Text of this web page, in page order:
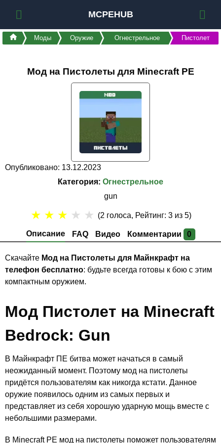
MCPEHUB
Моды Оружие Огнестрельное Пистолет
Мод на Пистолеты для Minecraft PE
Опубликовано: 13.12.2023
Категория: Огнестрельное
gun
Описание FAQ Видео Комментарии 0
★ ★ ★ ★ ★ (2 голоса, Рейтинг: 3из 5)
Скачайте Мод на Пистолеты для Майнкрафт на
телефон бесплатно: будьте всегда готовы к бою с этим
компактным оружием.
Мод Пистолет на Minecraft
Bedrock: Gun
В Майнкрафт ПЕ битва может начаться в самый
неожиданный момент. Поэтому мод на пистолеты
придётся пользователям как никогда кстати. Данное
оружие появилось одним из самых первых и
представляет из себя хорошую ударную мощь вместе с
небольшими размерами.
В Minecraft PE мод на пистолеты поможет пользователям